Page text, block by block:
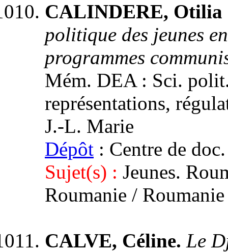
CALINDERE, Otilia
politique des jeunes
programmes
Mém. DEA : Sci.
représentations,
J.-L. Marie
Dépôt : Centre de doc.
Sujet(s) : Jeunes.
Roumanie / Roumanie
CALVE, Céline. Le